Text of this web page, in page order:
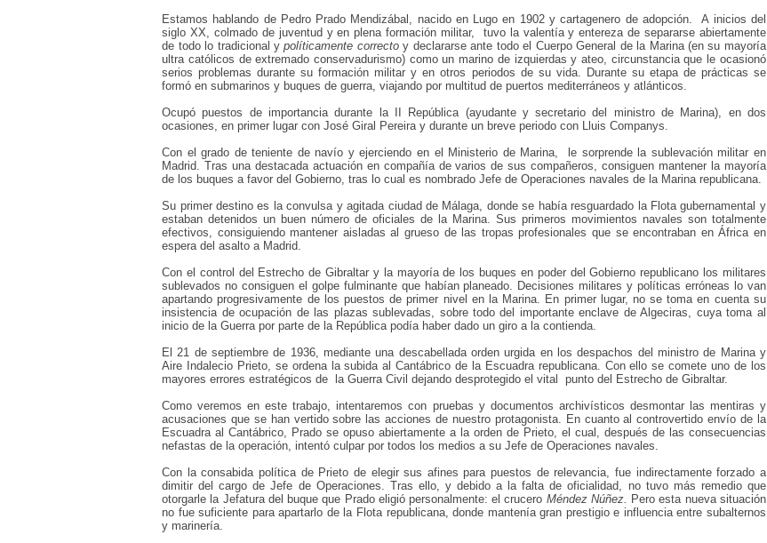
Estamos hablando de Pedro Prado Mendizábal, nacido en Lugo en 1902 y cartagenero de adopción.
A inicios del
siglo XX, colmado de juventud y en plena formación militar,
tuvo la valentía y entereza de separarse abiertamente
de todo lo tradicional ypolíticamente correctoy declararse ante todo el Cuerpo General de la Marina (en su mayoría
ultra católicos de extremado conservadurismo) como un marino de izquierdas y ateo, circunstancia que le ocasionó
serios problemas durante su formación militar y en otros periodos de su vida. Durante su etapa de prácticas se
formó en submarinos y buques de guerra, viajando por multitud de puertos mediterráneos y atlánticos.
Ocupó puestos de importancia durante la II República (ayudante y secretario del ministro de Marina), en dos
ocasiones,
en primer lugar con José Giral Pereira y durante un breve periodo con Lluis Companys.
Con el grado de teniente de navío y ejerciendo en el Ministerio de Marina,
le sorprende la sublevación militar en
Madrid. Tras una destacada actuación en compañía de varios de sus compañeros, consiguen mantener la mayoría
de los buquesa favor del Gobierno, tras lo cual es nombrado Jefe de Operaciones navalesde la Marina republicana.
Su primer destino es la convulsa y agitada ciudad de Málaga, donde se había resguardado la Flota gubernamental y
estaban detenidos un buen número de oficiales de la Marina. Sus primeros movimientos navales son totalmente
efectivos,
consiguiendo mantener aisladas al grueso de las tropas profesionales que se encontraban en África en
espera del asalto a Madrid.
Con el control del Estrecho de Gibraltar y la mayoría de los buques en poder del Gobierno republicano los militares
sublevados no consiguen el golpe fulminante que habían planeado. Decisiones militares y políticas erróneas lo van
apartando progresivamente de los puestos de primer nivel en la Marina.
En primer lugar, no se toma en cuenta su
insistencia de ocupación de las plazas sublevadas, sobre todo del importante enclave de Algeciras, cuya toma al
inicio de la Guerra por parte de la República podía haber dado un giro a la contienda.
El 21 de septiembre de 1936, mediante una descabellada orden urgida en los despachos del ministro de Marina y
Aire Indalecio Prieto, se ordena la subida al Cantábrico de la Escuadra republicana. Con ello se comete uno de los
mayores errores estratégicos de la Guerra Civil dejando desprotegido el vital
punto del Estrecho de Gibraltar.
Como veremos en este trabajo,
intentaremos con pruebas y documentos archivísticos desmontar las mentiras y
acusaciones que se han vertido sobre las acciones de nuestro protagonista. En cuanto al controvertido envío de la
Escuadra al Cantábrico,
Prado se opuso abiertamente a la orden de Prieto, el cual, después de las consecuencias
nefastas de la operación, intentó culpar por todos los medios a su Jefe de Operaciones navales.
Con la consabida política de Prieto de elegir sus afines para puestos de relevancia, fue indirectamente forzado a
dimitir del cargo de Jefe de Operaciones. Tras ello, y debido a la falta de oficialidad, no tuvo más remedio que
otorgarle la Jefatura del buque que Prado eligió personalmente: el crucero Méndez Núñez. Pero esta nueva situación
no fue suficiente para apartarlo de la Flota republicana, donde mantenía gran prestigio e influencia entre subalternos
y marinería.